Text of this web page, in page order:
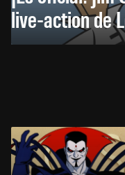
live-action de